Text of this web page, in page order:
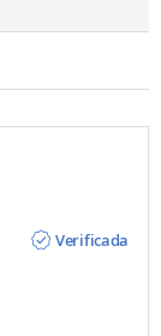
Verificada